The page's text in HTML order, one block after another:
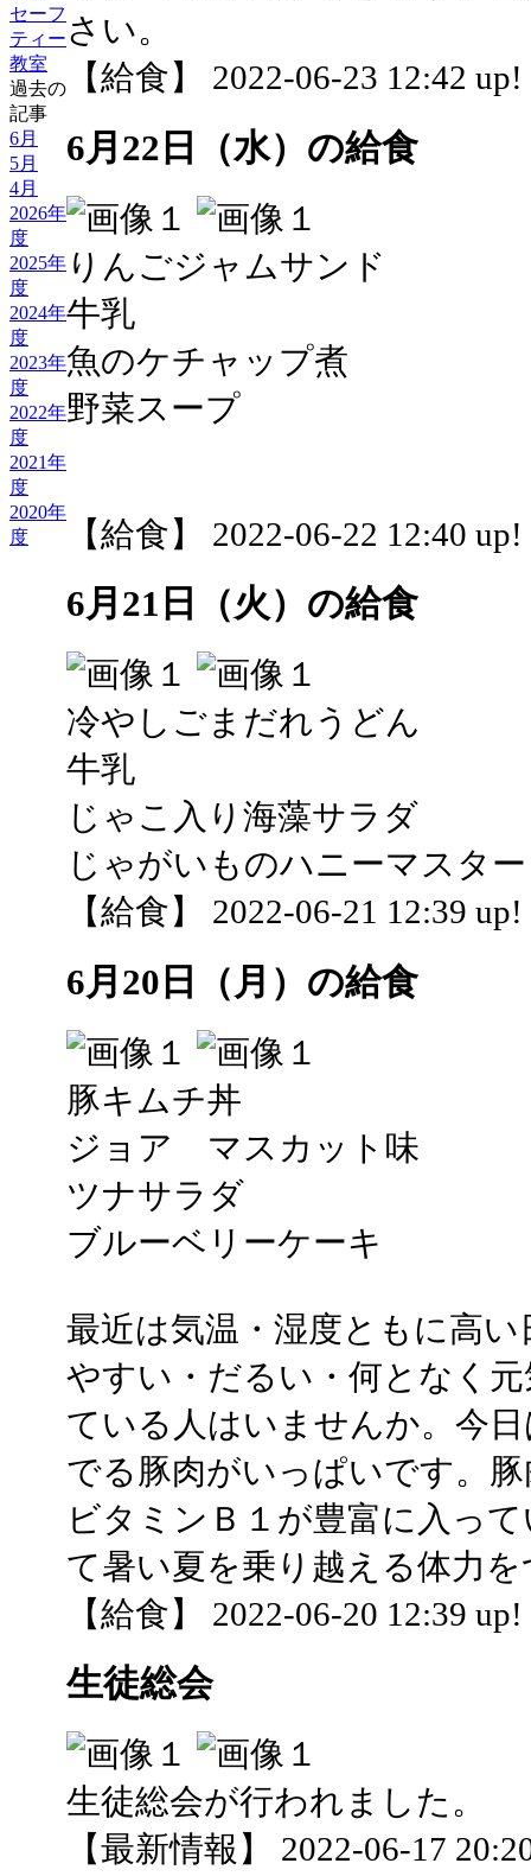
セーフ
ティー
教室
過去の
記事
6月
5月
4月
2026年
度
2025年
度
2024年
度
2023年
度
2022年
度
2021年
度
2020年
度
さい。
【給食】 2022-06-23 12:42 up!
6月22日（水）の給食
りんごジャムサンド
牛乳
魚のケチャップ煮
野菜スープ
【給食】 2022-06-22 12:40 up!
6月21日（火）の給食
冷やしごまだれうどん
牛乳
じゃこ入り海藻サラダ
じゃがいものハニーマスタ
【給食】 2022-06-21 12:39 up!
6月20日（月）の給食
豚キムチ丼
ジョア マスカット味
ツナサラダ
ブルーベリーケーキ
最近は気温・湿度ともに高
やすい・だるい・何となく
ている人はいませんか。今
でる豚肉がいっぱいです。
ビタミンＢ１が豊富に入っ
て暑い夏を乗り越える体力
【給食】 2022-06-20 12:39 up!
生徒総会
生徒総会が行われました。
【最新情報】 2022-06-17